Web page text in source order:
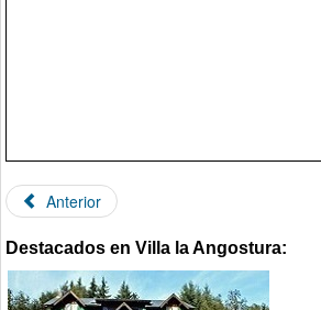
Anterior
Destacados en Villa la Angostura: